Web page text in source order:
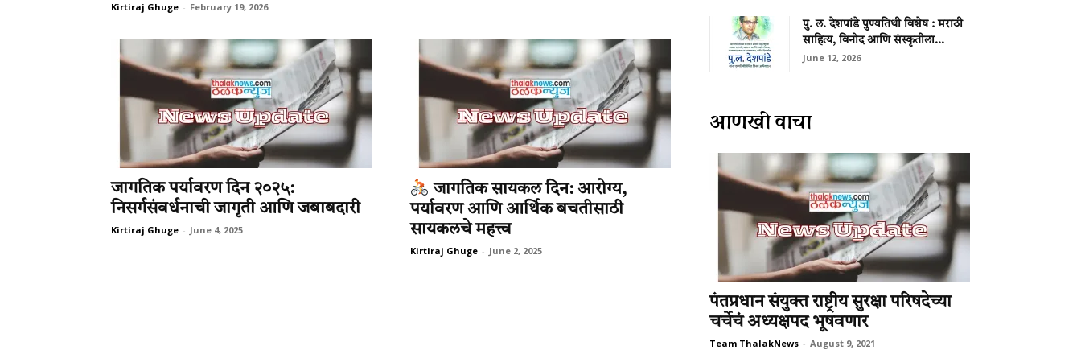
Kirtiraj Ghuge - February 19, 2026
जागतिक पर्यावरण दिन २०२५:
निसर्गसंवर्धनाची जागृती आणि जबाबदारी
Kirtiraj Ghuge - June 4, 2025
जागतिक सायकल दिन: आरोग्य,
पर्यावरण आणि आर्थिक बचतीसाठी
सायकलचे महत्त्व
Kirtiraj Ghuge - June 2, 2025
पु. ल. देशपांडे पुण्यतिथी विशेष : मराठी
साहित्य, विनोद आणि संस्कृतीला...
June 12, 2026
आणखी वाचा
पंतप्रधान संयुक्त राष्ट्रीय सुरक्षा परिषदेच्या
चर्चेचं अध्यक्षपद भूषवणार
Team ThalakNews - August 9, 2021